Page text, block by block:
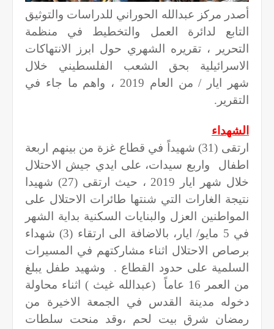
أصدر مركز عبدالله الحوراني للدراسات والتوثيق
التابع لدائرة العمل والتخطيط في منظمة
التحرير ، تقريره الشهري حول ابرز الانتهاكات
الاسرائيلية بحق الشعب الفلسطيني خلال
شهر ايار / من العام 2019 ، واهم ما جاء في
التقرير.
الشهداء
ارتقى
(31) شهيداً في قطاع غزة من بينهم اربعة
اطفال
واربع سيدات، على ايدي جيش الاحتلال
خلال شهر ايار 2019 ، حيث ارتقى (27) شهيدا
نتيجة الغارات التي شنتها طائرات الاحتلال على
المواطنين العزل والبنايات السكنية بداية الشهر
في 5 مايو/ ايار، بالاضافة الى ارتقاء (3) شهداء
برصاص الاحتلال اثناء مشاركتهم في المسيرات
السلمية على حدود القطاع .
وشهيد طفل يبلغ
من العمر 16 عاماً
(عبدالله غيث ) اثناء محاولة
دخوله مدينة القدس في الجمعة الاخيرة من
رمضان شرق بيت لحم ،وقد منحت سلطات